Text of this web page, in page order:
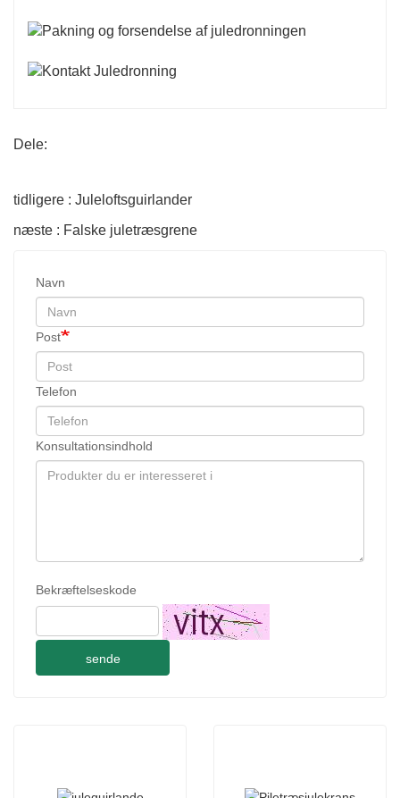
Dele:
tidligere : Juleloftsguirlander
næste : Falske juletræsgrene
Navn
Post
Telefon
Konsultationsindhold
Bekræftelseskode
sende